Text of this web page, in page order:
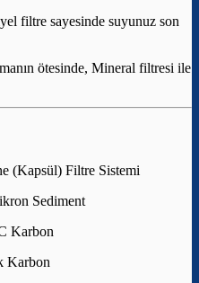
filtre sayesinde suyunuz son
ötesinde, Mineral filtresi ile
(Kapsül) Filtre Sistemi
Sediment
Karbon
Karbon